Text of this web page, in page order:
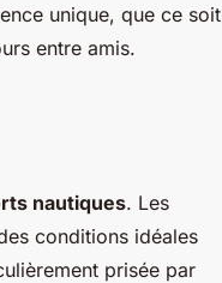
unique, que ce soit
entre amis.
nautiques. Les
conditions idéales
prisée par